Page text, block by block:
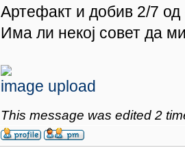
Артефакт и добив 2/7 од
Има ли некој совет да
image upload
This message was edited 2